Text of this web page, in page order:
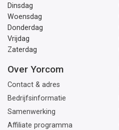
Dinsdag
Woensdag
Donderdag
Vrijdag
Zaterdag
Over Yorcom
Contact & adres
Bedrijfsinformatie
Samenwerking
Affiliate programma